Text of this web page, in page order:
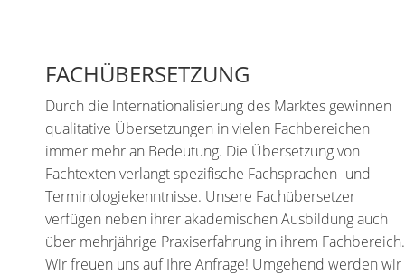
FACHÜBERSETZUNG
Durch die Internationalisierung des Marktes gewinnen
qualitative Übersetzungen in vielen Fachbereichen
immer mehr an Bedeutung. Die Übersetzung von
Fachtexten verlangt spezifische Fachsprachen- und
Terminologiekenntnisse. Unsere Fachübersetzer
verfügen neben ihrer akademischen Ausbildung auch
über mehrjährige Praxiserfahrung in ihrem Fachbereich.
Wir freuen uns auf Ihre Anfrage! Umgehend werden wir